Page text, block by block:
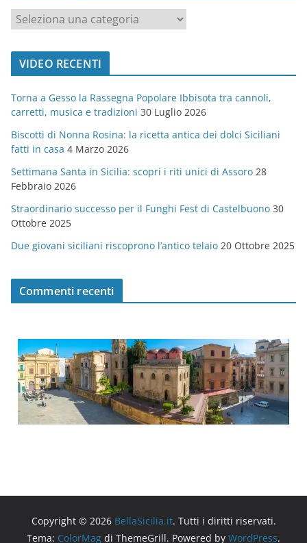
t
o
r
i
e
VIDEO RECENTI
Torna a Gesso la Rassegna Popolare Ibbisota tra cannoli,
carretti, musica e tradizioni 30 Luglio 2026
Biscotti di Nonna Rosina: la ricetta antica dei dolci Siciliani
fatti in casa 4 Marzo 2026
Settimana Santa in Sicilia: scopri i riti unici di Assoro 28
Febbraio 2026
Straordinario successo per il Funghi Fest di Castelbuono 30
Ottobre 2025
Due giovani siciliani riscoprono l’antico telaio 20 Ottobre 2025
Commenti recenti
Copyright © 2026 BellaSicilia.it. Tutti i diritti riservati.
Tema: ColorMag di ThemeGrill. Powered by WordPress.